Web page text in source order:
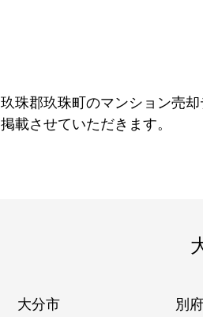
玖珠郡玖珠町のマンション売
掲載させていただきます。
大分市 別